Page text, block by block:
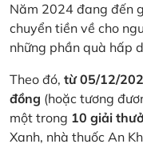
Năm 2024 đang đến
chuyển tiền về cho
những phần quà hấp
Theo đó, từ 05/12/
đồng (hoặc tương
một trong 10 giải
Xanh, nhà thuốc An